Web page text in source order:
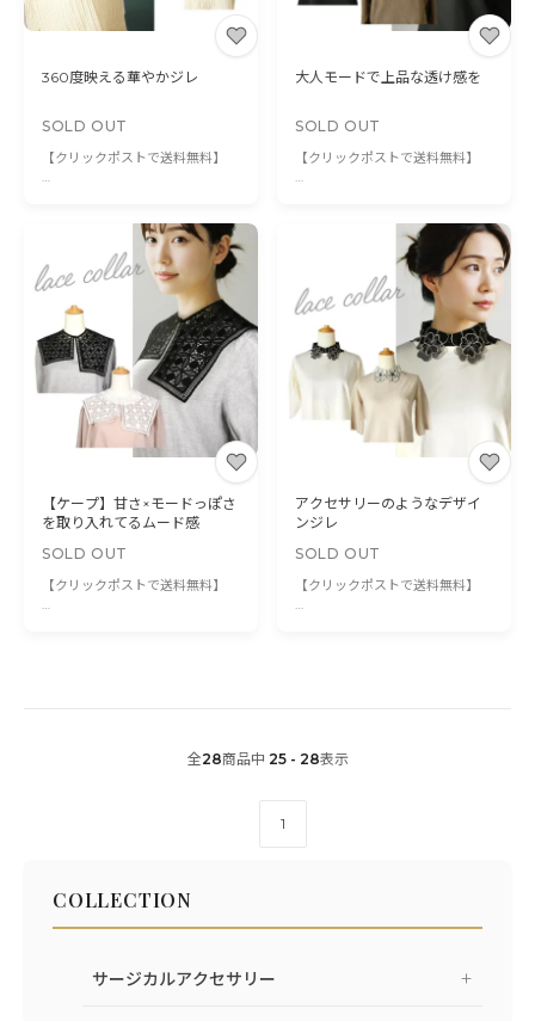
360度映える華やかジレ
SOLD OUT
【クリックポストで送料無料】
いつもと違う気分でお出かけを…
大人モードで上品な透け感を
SOLD OUT
【クリックポストで送料無料】
一瞬で気品ある華やかさな印象に
季節を問わずお使い頂ける優れも
の♪
【ケープ】甘さ×モードっぽさ
を取り入れてるムード感
SOLD OUT
【クリックポストで送料無料】
サリー感覚でおしゃれを楽しめま
アクセサリーのようなデザイ
ンジレ
SOLD OUT
【クリックポストで送料無料】
全28商品中 25 - 28表示
1
COLLECTION
サージカルアクセサリー